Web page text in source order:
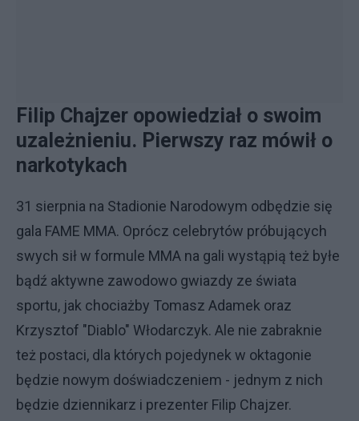
Filip Chajzer opowiedział o swoim
uzależnieniu. Pierwszy raz mówił o
narkotykach
31 sierpnia na Stadionie Narodowym odbędzie się
gala FAME MMA. Oprócz celebrytów próbujących
swych sił w formule MMA na gali wystąpią też byłe
bądź aktywne zawodowo gwiazdy ze świata
sportu, jak chociażby Tomasz Adamek oraz
Krzysztof "Diablo" Włodarczyk. Ale nie zabraknie
też postaci, dla których pojedynek w oktagonie
będzie nowym doświadczeniem - jednym z nich
będzie dziennikarz i prezenter Filip Chajzer.